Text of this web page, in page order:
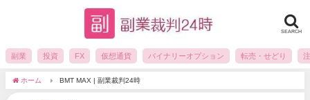
SEARCH
副業 投資 FX 仮想通貨 バイナリーオプション 転売・せどり
ホーム BMT MAX | 副業裁判24時